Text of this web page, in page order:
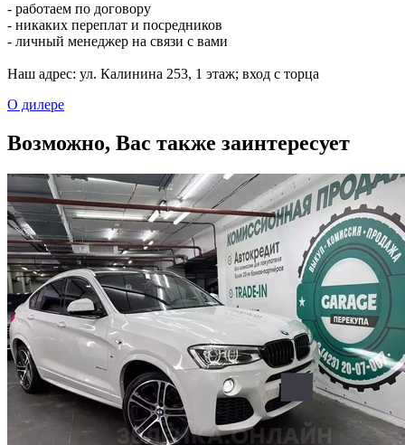
- работаем по договору
- никаких переплат и посредников
- личный менеджер на связи с вами
Наш адрес: ул. Калинина 253, ​1 этаж; вход с торца
О дилере
Возможно, Вас также заинтересует